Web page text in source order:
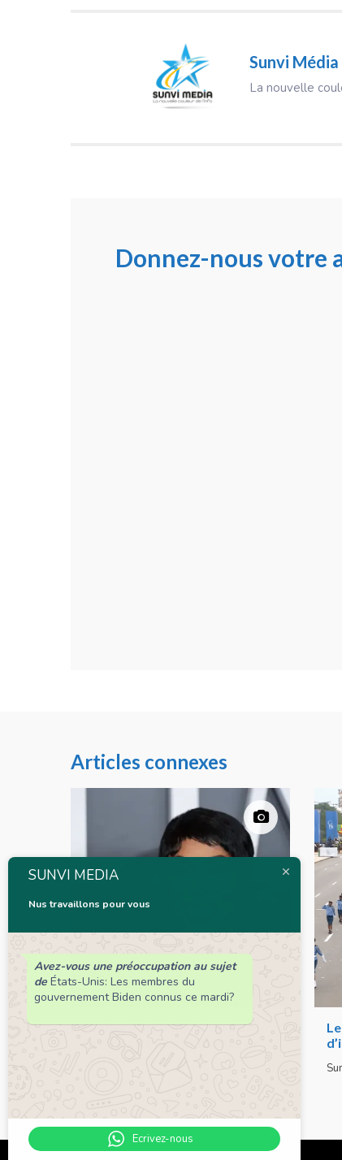
Sunvi Média
La nouvelle
Donnez-nous votre
Articles connexes
Leadership : Voici le top 6 des
SUNVI MEDIA
Nus travaillons pour vous
Avez-vous une préoccupation au sujet
de États-Unis: Les membres du
gouvernement Biden connus ce mardi?
Ecrivez-nous